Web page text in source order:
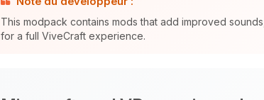
This modpack contains mods that add improved
for a full ViveCraft experience.